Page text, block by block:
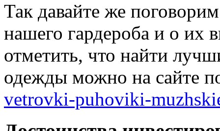
Так давайте же
нашего гардероба и о их
отметить, что найти
одежды можно на сайте
vetrovki-puhoviki-